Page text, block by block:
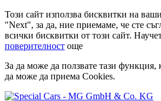
Този сайт използва бисквитки на
"Next", за да, ние приемаме, че сте
всички бисквитки от този сайт.
поверителност още
За да може да ползвате тази
да може да приема Cookies.